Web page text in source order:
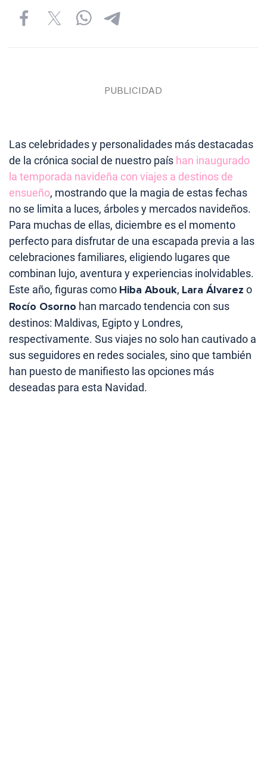
Las celebridades y personalidades más destacadas
de la crónica social de nuestro país han inaugurado
la temporada navideña con viajes a destinos de
ensueño, mostrando que la magia de estas fechas
no se limita a luces, árboles y mercados navideños.
Para muchas de ellas, diciembre es el momento
perfecto para disfrutar de una escapada previa a las
celebraciones familiares, eligiendo lugares que
combinan lujo, aventura y experiencias inolvidables.
Este año, figuras como Hiba Abouk, Lara Álvarez o
Rocío Osorno han marcado tendencia con sus
destinos: Maldivas, Egipto y Londres,
respectivamente. Sus viajes no solo han cautivado a
sus seguidores en redes sociales, sino que también
han puesto de manifiesto las opciones más
deseadas para esta Navidad.